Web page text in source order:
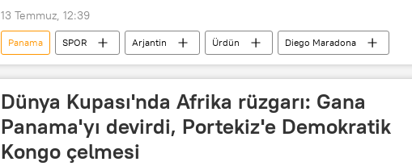
13 Temmuz, 12:39
Panama SPOR Arjantin Ürdün
Diego Maradona
David Beckham
Lionel Messi Dünya Kupası FIFA ESPN
Dünya Kupası'nda Afrika rüzgarı: Gana
Panama'yı devirdi, Portekiz'e Demokratik
Kongo çelmesi